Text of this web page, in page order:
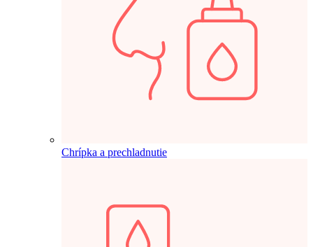
Chrípka a prechladnutie